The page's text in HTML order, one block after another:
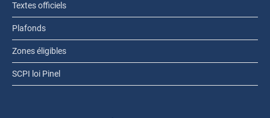
Textes officiels
Plafonds
Zones éligibles
SCPI loi Pinel